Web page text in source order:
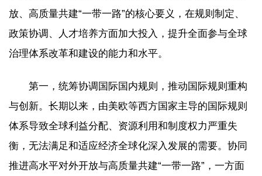
放、高质量共建“一带一路”的核心要义，在规则制定、
政策协调、人才培养方面加大投入，提升全面参与全球
治理体系改革和建设的能力和水平。
第一，统筹协调国际国内规则，推动国际规则重构
与创新。长期以来，由美欧等西方国家主导的国际规则
体系导致全球利益分配、资源利用和制度权力严重失
衡，无法满足和适应经济全球化深入发展的需要。协同
推进高水平对外开放与高质量共建“一带一路”，一方面